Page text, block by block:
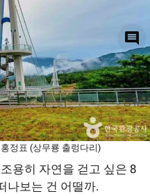
정표 (상무룡 출렁다리)
용히 자연을 걷고 싶은 8
나보는 건 어떨까.
0
공유